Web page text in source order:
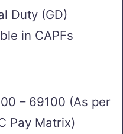
Duty (GD)
in CAPFs
– 69100 (As per
Pay Matrix)